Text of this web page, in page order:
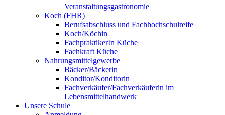
Veranstaltungsgastronomie
Koch (FHR)
Berufsabschluss und Fachhochschulreife
Koch/Köchin
FachpraktikerIn Küche
Fachkraft Küche
Nahrungsmittelgewerbe
Bäcker/Bäckerin
Konditor/Konditorin
Fachverkäufer/Fachverkäuferin im
Lebensmittelhandwerk
Unsere Schule